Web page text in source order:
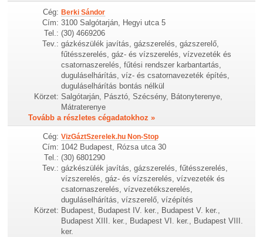
Cég: Berki Sándor
Cím: 3100 Salgótarján, Hegyi utca 5
Tel.: (30) 4669206
Tev.: gázkészülék javítás, gázszerelés, gázszerelő,
fűtésszerelés, gáz- és vízszerelés, vízvezeték és
csatornaszerelés, fűtési rendszer karbantartás,
duguláselhárítás, víz- és csatornavezeték építés,
duguláselhárítás bontás nélkül
Körzet: Salgótarján, Pásztó, Szécsény, Bátonyterenye,
Mátraterenye
Tovább a részletes cégadatokhoz »
Cég: VizGáztSzerelek.hu Non-Stop
Cím: 1042 Budapest, Rózsa utca 30
Tel.: (30) 6801290
Tev.: gázkészülék javítás, gázszerelés, fűtésszerelés,
vízszerelés, gáz- és vízszerelés, vízvezeték és
csatornaszerelés, vízvezetékszerelés,
duguláselhárítás, vízszerelő, vízépítés
Körzet: Budapest, Budapest IV. ker., Budapest V. ker.,
Budapest XIII. ker., Budapest VI. ker., Budapest VIII.
ker.